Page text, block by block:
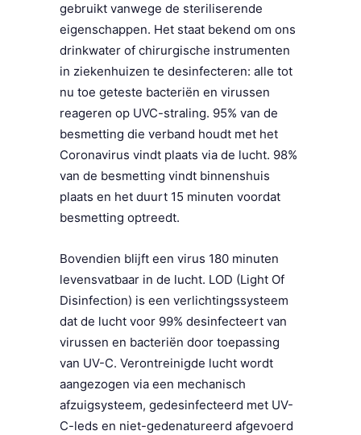
gebruikt vanwege de steriliserende
eigenschappen. Het staat bekend om ons
drinkwater of chirurgische instrumenten
in ziekenhuizen te desinfecteren: alle tot
nu toe geteste bacteriën en virussen
reageren op UVC-straling. 95% van de
besmetting die verband houdt met het
Coronavirus vindt plaats via de lucht. 98%
van de besmetting vindt binnenshuis
plaats en het duurt 15 minuten voordat
besmetting optreedt.
Bovendien blijft een virus 180 minuten
levensvatbaar in de lucht. LOD (Light Of
Disinfection) is een verlichtingssysteem
dat de lucht voor 99% desinfecteert van
virussen en bacteriën door toepassing
van UV-C. Verontreinigde lucht wordt
aangezogen via een mechanisch
afzuigsysteem, gedesinfecteerd met UV-
C-leds en niet-gedenatureerd afgevoerd